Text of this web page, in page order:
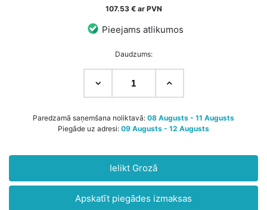
107.53 € ar PVN
Pieejams atlikumos
Daudzums:
Paredzamā saņemšana noliktavā: 08 Augusts - 11 Augusts
Piegāde uz adresi: 09 Augusts - 12 Augusts
Ielikt Grozā
Apskatīt piegādes izmaksas